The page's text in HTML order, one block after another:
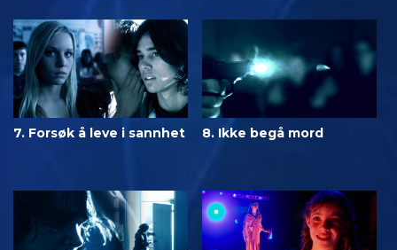
7. Forsøk å leve i sannhet 8. Ikke begå mord